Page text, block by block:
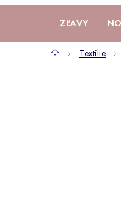
ZĽAVY
DomovTextílie